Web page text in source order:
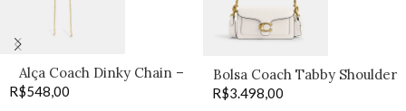
Alça Coach Dinky Chain –
R$548,00
Bolsa Coach Tabby Shoulder
R$3.498,00